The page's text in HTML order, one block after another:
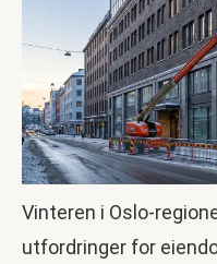
Vinteren i Oslo-
utfordringer for